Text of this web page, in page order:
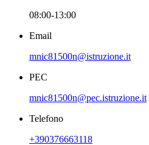
08:00-13:00
Email
mnic81500n@istruzione.it
PEC
mnic81500n@pec.istruzione.it
Telefono
+390376663118